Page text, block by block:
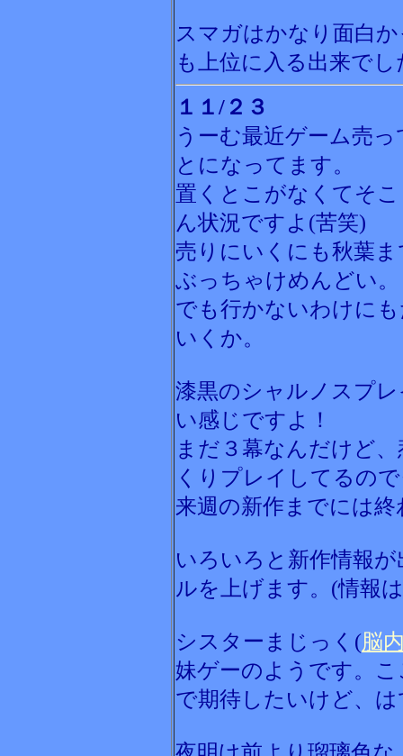
スマガはかなり面白
も上位に入る出来でし
１１/２３
うーむ最近ゲーム売
とになってます。
置くとこがなくてそ
ん状況ですよ(苦笑)
売りにいくにも秋葉
ぶっちゃけめんどい。
でも行かないわけに
いくか。
漆黒のシャルノスプ
い感じですよ！
まだ３幕なんだけど
くりプレイしてるの
来週の新作までには
いろいろと新作情報
ルを上げます。(情報は
シスターまじっく(脳
妹ゲーのようです。
で期待したいけど、